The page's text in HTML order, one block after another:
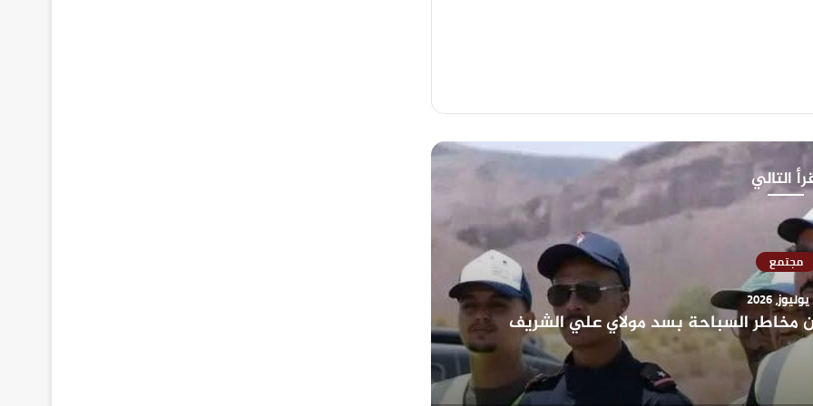
التالي
مجتمع